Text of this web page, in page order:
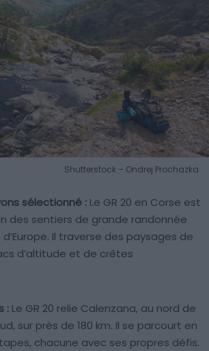
Shutterstock – Ondrej Prochazka
sélectionné : Le GR 20 en Corse est
des sentiers de grande randonnée
Il traverse des paysages de
d’altitude et de crêtes
: Le GR 20 relie Calenzana, au nord de
sur près de 180 km. Il se parcourt en
chacune avec ses propres défis.